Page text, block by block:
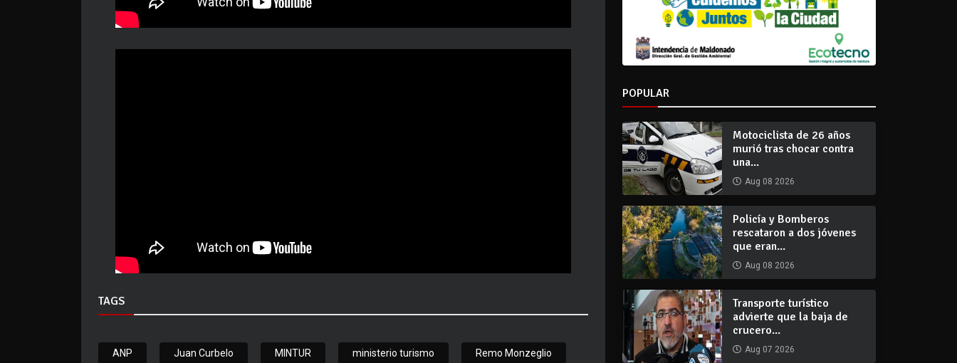
TAGS
ANP Juan Curbelo MINTUR ministerio turismo Remo Monzeglio
POPULAR
Motociclista de 26 años
murió tras chocar contra
una...
Aug 08 2026
Policía y Bomberos
rescataron a dos jóvenes
que eran...
Aug 08 2026
Transporte turístico
advierte que la baja de
crucero...
Aug 07 2026